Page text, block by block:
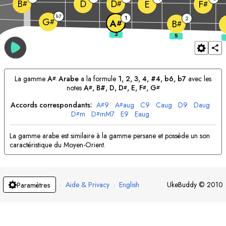
G#
b7
A# 1 B# 2
B# D D# E F#
La gammeA# Arabea la formule 1, 2, 3, 4, #4, b6, b7avec les
notes A#, B#, D, D#, E, F#, G#
Accords correspondants: A#9 A#aug C9 Caug D9 Daug
D#m D#mM7 E9 Eaug
La gamme arabe est similaire à la gamme persane et possède un son
caractéristique du Moyen-Orient.
Paramètres · Aide & Privacy · English UkeBuddy © 2010